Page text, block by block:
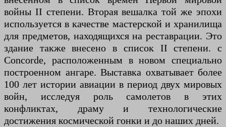
войны II степени. Вторая вешалка той же эпохи
используется в качестве мастерской и хранилища
для предметов, находящихся на реставрации. Это
здание также внесено в список II степени. с
Concorde, расположенным в новом специально
построенном ангаре. Выставка охватывает более
100 лет истории авиации в период двух мировых
войн, исследуя роль самолетов в этих
конфликтах, драму и технологические
достижения космической гонки и до наших дней.